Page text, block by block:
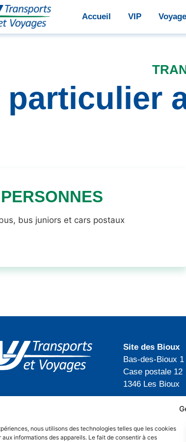
nous utilisons des technologies telles que les cookies
informations des appareils. Le fait de consentir à ces
Accueil VIP Voyage
particulier
PERSONNES
bus juniors et cars postaux
Site des Bioux
Bas-des-Bioux 1
Case postale 12
1346 Les Bioux
Tél +41 21 845